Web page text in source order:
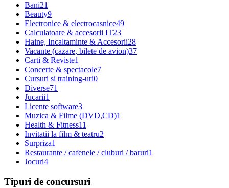
Bani21
Beauty9
Electronice & electrocasnice49
Calculatoare & accesorii IT23
Haine, Incaltaminte & Accesorii28
Vacante (cazare, bilete de avion)37
Carti & Reviste1
Concerte & spectacole7
Cursuri si training-uri0
Diverse71
Jucarii1
Licente software3
Muzica & Filme (DVD,CD)1
Health & Fitness11
Invitatii la film & teatru2
Surpriza1
Restaurante / cafenele / cluburi / baruri1
Jocuri4
Tipuri de concursuri